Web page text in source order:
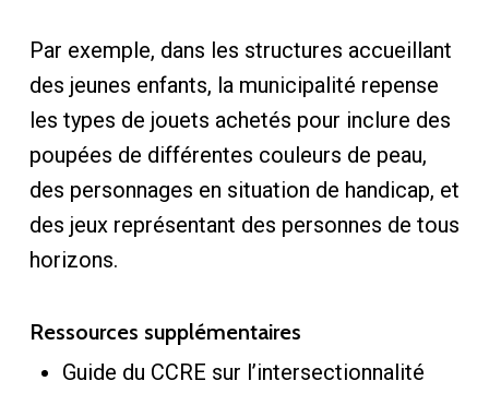
Par exemple, dans les structures accueillant
des jeunes enfants, la municipalité repense
les types de jouets achetés pour inclure des
poupées de différentes couleurs de peau,
des personnages en situation de handicap, et
des jeux représentant des personnes de tous
horizons.
Ressources supplémentaires
Guide du CCRE sur l’intersectionnalité